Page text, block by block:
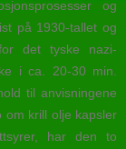
og
på 1930-tallet og
det tyske nazi-
i ca. 20-30 min.
til anvisningene
om krill olje kapsler
har den to